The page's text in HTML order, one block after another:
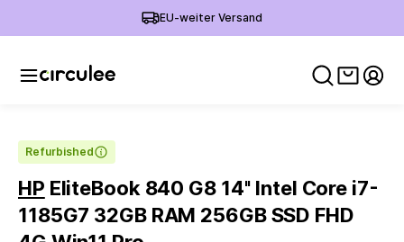
EU-weiter Versand
Refurbished
HP EliteBook 840 G8 14'' Intel Core i7-
1185G7 32GB RAM 256GB SSD FHD